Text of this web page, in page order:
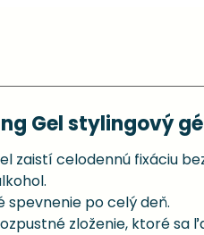
Gel stylingový
zaistí celodennú fixáciu
spevnenie po celý deň.
zloženie, ktoré